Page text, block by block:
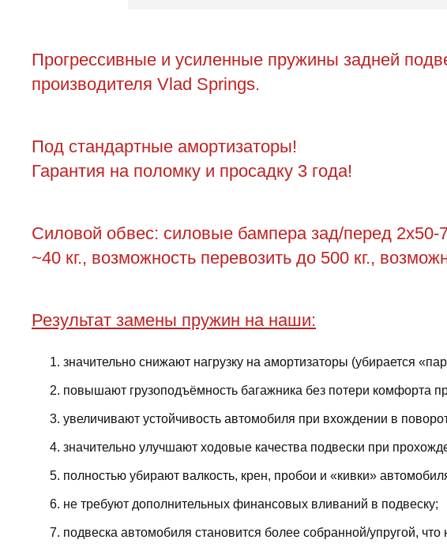
Прогрессивные и усиленные пружины задней
производителя Vlad Springs.
Под стандартные амортизаторы!
Гарантия на поломку и просадку 3 года!
Силовой обвес: силовые бампера зад/перед 2х50-
~40 кг., возможность перевозить до 500 кг.,
Результат замены пружин на наши:
значительно снижают нагрузку на амортизаторы (убирается
повышают грузоподъёмность багажника без потери комфорта
увеличивают устойчивость автомобиля при вхождении в
значительно улучшают ходовые качества подвески при
полностью убирают валкость, крен, пробои и «кивки»
не требуют дополнительных финансовых вливаний в подвеску;
подвеска автомобиля становится более собранной/упругой,